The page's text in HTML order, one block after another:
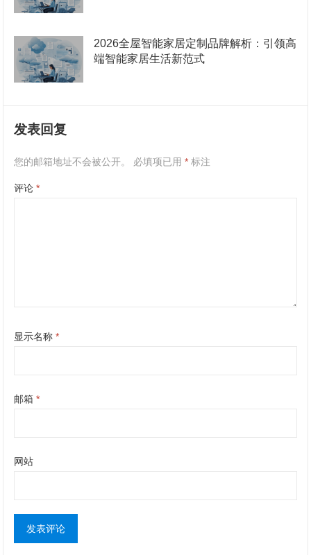
2026全屋智能家居定制品牌解析：引领高
端智能家居生活新范式
发表回复
您的邮箱地址不会被公开。 必填项已用* 标注
评论*
显示名称*
邮箱*
网站